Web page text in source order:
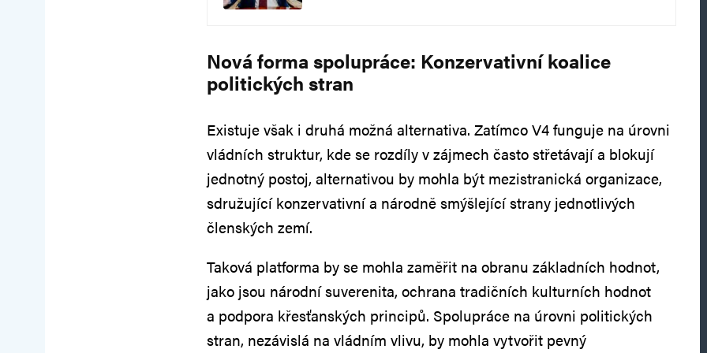
Nová forma spolupráce: Konzervativní koalice
politických stran
Existuje však i druhá možná alternativa. Zatímco V4 funguje na úrovni
vládních struktur, kde se rozdíly v zájmech často střetávají a blokují
jednotný postoj, alternativou by mohla být mezistranická organizace,
sdružující konzervativní a národně smýšlející strany jednotlivých
členských zemí.
Taková platforma by se mohla zaměřit na obranu základních hodnot,
jako jsou národní suverenita, ochrana tradičních kulturních hodnot
a podpora křesťanských principů. Spolupráce na úrovni politických
stran, nezávislá na vládním vlivu, by mohla vytvořit pevný